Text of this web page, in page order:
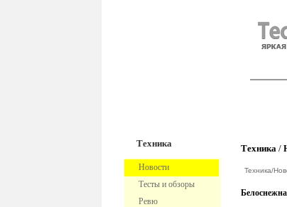
Техника
Новости
Тесты и обзоры
Ревю
Техника /
Техника/